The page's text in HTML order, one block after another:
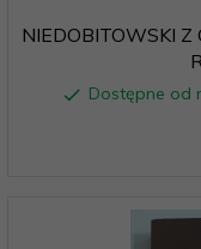
NIEDOBITOWSKI Z
Dostępne od